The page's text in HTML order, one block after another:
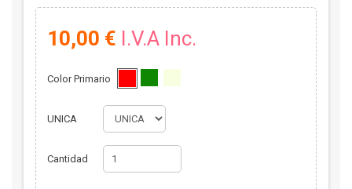
10,00 € I.V.A Inc.
Color Primario
UNICA
Cantidad